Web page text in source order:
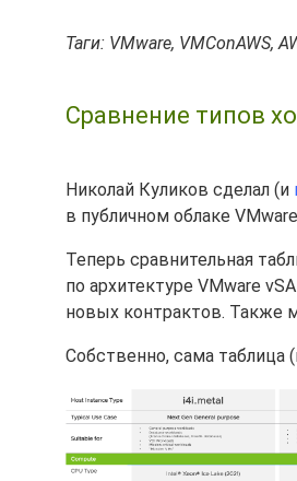
Таги: VMware, VMConAWS,
Сравнение типов
Николай Куликов сделал (и
в публичном облаке
Теперь сравнительная
по архитектуре VMware
новых контрактов. Также
Собственно, сама таблица